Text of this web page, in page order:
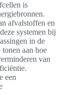
is
afvalstoffen en
systemen bij
in de
aan hoe
van
een